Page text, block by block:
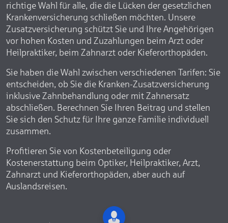
richtige Wahl für alle, die die Lücken der gesetzlichen
Krankenversicherung schließen möchten. Unsere
Zusatzversicherung schützt Sie und Ihre Angehörigen
vor hohen Kosten und Zuzahlungen beim Arzt oder
Heilpraktiker, beim Zahnarzt oder Kieferorthopäden.
Sie haben die Wahl zwischen verschiedenen Tarifen: Sie
entscheiden, ob Sie die Kranken-Zusatzversicherung
inklusive Zahnbehandlung oder mit Zahnersatz
abschließen. Berechnen Sie Ihren Beitrag und stellen
Sie sich den Schutz für Ihre ganze Familie individuell
zusammen.
Profitieren Sie von Kostenbeteiligung oder
Kostenerstattung beim Optiker, Heilpraktiker, Arzt,
Zahnarzt und Kieferorthopäden, aber auch auf
Auslandsreisen.
Name: ion-kranken / Version: 2.1.9 / ivvVersion: 9.51.500 /
Date: 2026-06-18T07:52:41.770Z